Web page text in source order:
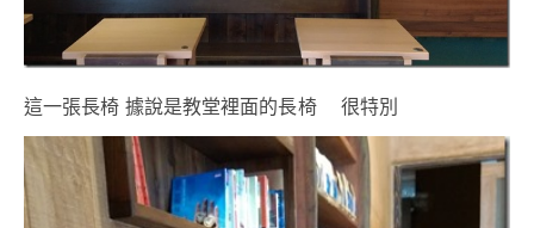
這一張長椅 據說是教堂裡面的長椅 很特別